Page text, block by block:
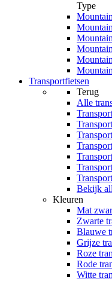
Type
Transportfietsen
Terug
Alle
Bekijk
Kleuren
Mat
Zwarte
Blauwe
Grijze
Roze
Rode
Witte